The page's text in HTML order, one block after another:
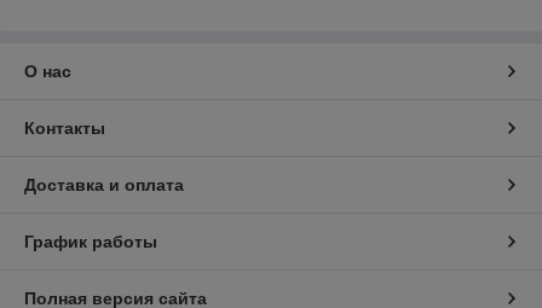
О нас
Контакты
Доставка и оплата
График работы
Полная версия сайта